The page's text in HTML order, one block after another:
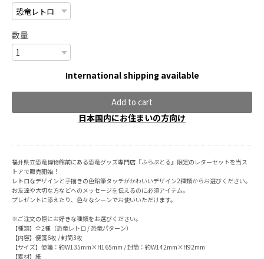
数量
International shipping available
Add to cart
日本国内にお住まいの方向け
福井県立恐竜博物館前にある恐竜グッズ専門店『ふらぷとる』限定のレターセットを当ス
トアで販売開始！
レトロなデザインと手描きの色鉛筆タッチがかわいいデザイン2種類からお選びください。
お友達や大切な方などへのメッセージを伝えるのに必須アイテム。
プレゼントに添えたり、色々なシーンでお使いいただけます。
※ご注文の際にお好きな種類をお選びください。
【種類】全2種（恐竜レトロ / 恐竜パターン）
【内容】便箋6枚 / 封筒3枚
【サイズ】便箋：約W135mm×H165mm / 封筒：約W142mm×H92mm
【素材】紙